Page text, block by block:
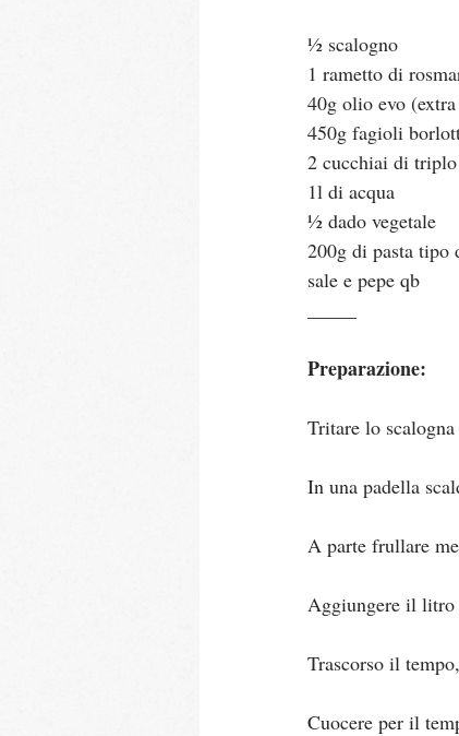
½ scalogno
1 rametto di
40g olio evo
450g fagioli
2 cucchiai di triplo
1l di acqua
½ dado vegetale
200g di pasta
sale e pepe qb
Preparazione:
Tritare lo
In una padella
A parte frullare
Aggiungere il litro
Trascorso il
Cuocere per il